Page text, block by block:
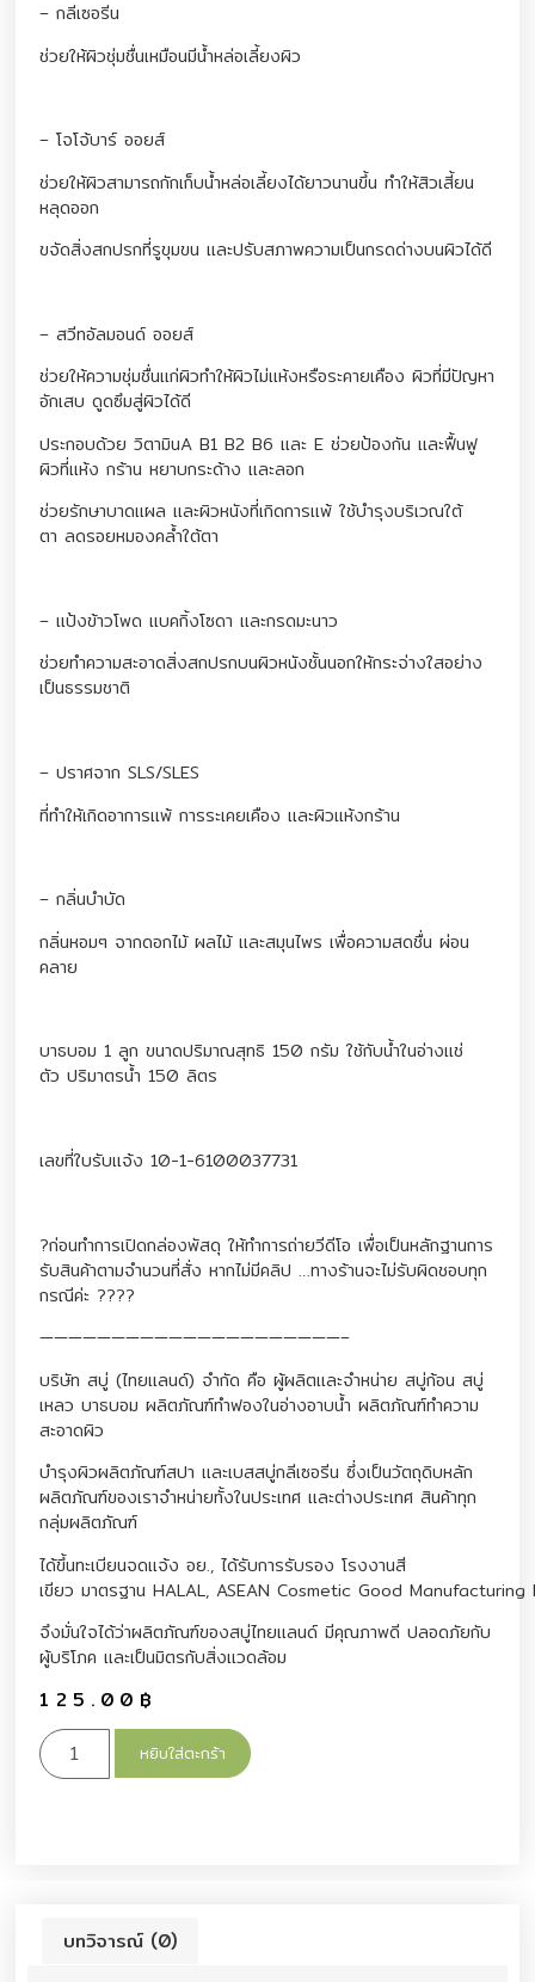
– กลีเซอรีน
ช่วยให้ผิวชุ่มชื่นเหมือนมีน้ำหล่อเลี้ยงผิว
– โจโจ้บาร์ ออยส์
ช่วยให้ผิวสามารถกักเก็บน้ำหล่อเลี้ยงได้ยาวนานขึ้น ทำให้สิวเสี้ยน
หลุดออก
ขจัดสิ่งสกปรกที่รูขุมขน และปรับสภาพความเป็นกรดด่างบนผิวได้ดี
– สวีทอัลมอนด์ ออยส์
ช่วยให้ความชุ่มชื่นแก่ผิวทำให้ผิวไม่แห้งหรือระคายเคือง ผิวที่มีปัญหา
อักเสบ ดูดซึมสู่ผิวได้ดี
ประกอบด้วย วิตามินA B1 B2 B6 และ E ช่วยป้องกัน และฟื้นฟู
ผิวที่แห้ง กร้าน หยาบกระด้าง และลอก
ช่วยรักษาบาดแผล และผิวหนังที่เกิดการแพ้ ใช้บำรุงบริเวณใต้
ตา ลดรอยหมองคล้ำใต้ตา
– แป้งข้าวโพด แบคกิ้งโซดา และกรดมะนาว
ช่วยทำความสะอาดสิ่งสกปรกบนผิวหนังชั้นนอกให้กระจ่างใสอย่าง
เป็นธรรมชาติ
– ปราศจาก SLS/SLES
ที่ทำให้เกิดอาการแพ้ การระเคยเคือง และผิวแห้งกร้าน
– กลิ่นบำบัด
กลิ่นหอมๆ จากดอกไม้ ผลไม้ และสมุนไพร เพื่อความสดชื่น ผ่อน
คลาย
บาธบอม 1 ลูก ขนาดปริมาณสุทธิ 150 กรัม ใช้กับน้ำในอ่างแช่
ตัว ปริมาตรน้ำ 150 ลิตร
เลขที่ใบรับแจ้ง 10-1-6100037731
?ก่อนทำการเปิดกล่องพัสดุ ให้ทำการถ่ายวีดีโอ เพื่อเป็นหลักฐานการ
รับสินค้าตามจำนวนที่สั่ง หากไม่มีคลิป …ทางร้านจะไม่รับผิดชอบทุก
กรณีค่ะ ????
—————————————————————–
บริษัท สบู่ (ไทยแลนด์) จำกัด คือ ผู้ผลิตและจำหน่าย สบู่ก้อน สบู่
เหลว บาธบอม ผลิตภัณฑ์ทำฟองในอ่างอาบน้ำ ผลิตภัณฑ์ทำความ
สะอาดผิว
บำรุงผิวผลิตภัณฑ์สปา และเบสสบู่กลีเซอรีน ซึ่งเป็นวัตถุดิบหลัก
ผลิตภัณฑ์ของเราจำหน่ายทั้งในประเทศ และต่างประเทศ สินค้าทุก
กลุ่มผลิตภัณฑ์
ได้ขึ้นทะเบียนจดแจ้ง อย., ได้รับการรับรอง โรงงานสี
เขียว มาตรฐาน HALAL, ASEAN Cosmetic Good
จึงมั่นใจได้ว่าผลิตภัณฑ์ของสบู่ไทยแลนด์ มีคุณภาพดี ปลอดภัยกับ
ผู้บริโภค และเป็นมิตรกับสิ่งแวดล้อม
125.00 ฿
หยิบใส่ตะกร้า
บทวิจารณ์ (0)